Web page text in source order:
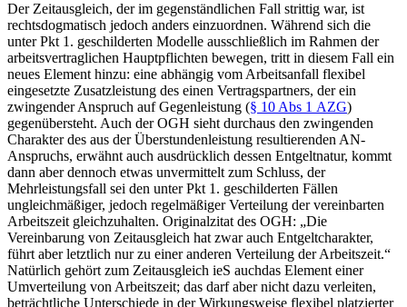
Der Zeitausgleich, der im gegenständlichen Fall strittig war, ist
rechtsdogmatisch jedoch anders einzuordnen. Während sich die
unter Pkt 1. geschilderten Modelle ausschließlich im Rahmen der
arbeitsvertraglichen Hauptpflichten bewegen, tritt in diesem Fall ein
neues Element hinzu: eine abhängig vom Arbeitsanfall flexibel
eingesetzte Zusatzleistung des einen Vertragspartners, der ein
zwingender Anspruch auf Gegenleistung (§ 10 Abs 1 AZG)
gegenübersteht. Auch der OGH sieht durchaus den zwingenden
Charakter des aus der Überstundenleistung resultierenden AN-
Anspruchs, erwähnt auch ausdrücklich dessen Entgeltnatur, kommt
dann aber dennoch etwas unvermittelt zum Schluss, der
Mehrleistungsfall sei den unter Pkt 1. geschilderten Fällen
ungleichmäßiger, jedoch regelmäßiger Verteilung der vereinbarten
Arbeitszeit gleichzuhalten. Originalzitat des OGH: „Die
Vereinbarung von Zeitausgleich hat zwar auch Entgeltcharakter,
führt aber letztlich nur zu einer anderen Verteilung der Arbeitszeit.“
Natürlich gehört zum Zeitausgleich ieS auchdas Element einer
Umverteilung von Arbeitszeit; das darf aber nicht dazu verleiten,
beträchtliche Unterschiede in der Wirkungsweise flexibel platzierter